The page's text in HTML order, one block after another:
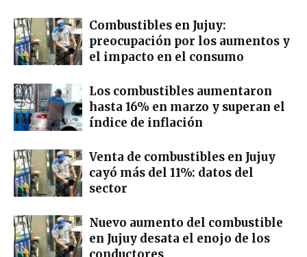
Combustibles en Jujuy:
preocupación por los aumentos y
el impacto en el consumo
Los combustibles aumentaron
hasta 16% en marzo y superan el
índice de inflación
Venta de combustibles en Jujuy
cayó más del 11%: datos del
sector
Nuevo aumento del combustible
en Jujuy desata el enojo de los